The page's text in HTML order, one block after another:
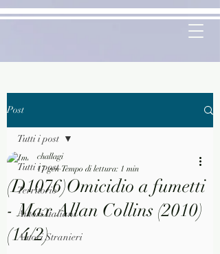
Post
Tutti i post
Territorio
Autori Italiani
Autori Stranieri
Tutti i post
(D1076)Omicidio a fumetti
- Max Allan Collins (2010)
(14/2)
challagi
17 gen Tempo di lettura: 1 min